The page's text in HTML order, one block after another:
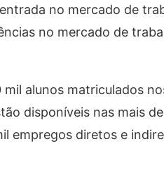
no mercado de
no mercado de
alunos matriculados
disponíveis nas mais
empregos diretos e